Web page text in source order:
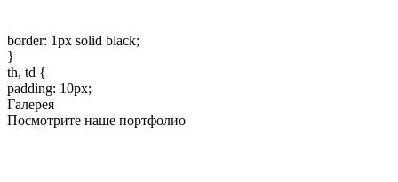
border: 1px solid black;
}
th, td {
padding: 10px;
Галерея
Посмотрите наше портфолио